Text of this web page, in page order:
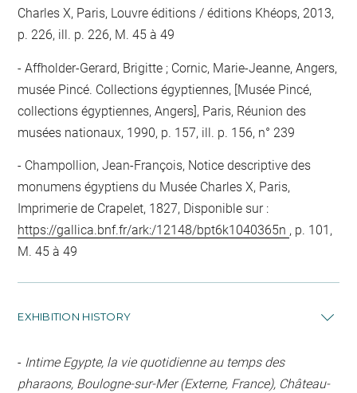
Charles X, Paris, Louvre éditions / éditions Khéops, 2013,
p. 226, ill. p. 226, M. 45 à 49
Affholder-Gerard, Brigitte ; Cornic, Marie-Jeanne, Angers,
musée Pincé. Collections égyptiennes, [Musée Pincé,
collections égyptiennes, Angers], Paris, Réunion des
musées nationaux, 1990, p. 157, ill. p. 156, n° 239
Champollion, Jean-François, Notice descriptive des
monumens égyptiens du Musée Charles X, Paris,
Imprimerie de Crapelet, 1827, Disponible sur :
https://gallica.bnf.fr/ark:/12148/bpt6k1040365n , p. 101,
M. 45 à 49
EXHIBITION HISTORY
- Intime Egypte, la vie quotidienne au temps des
pharaons, Boulogne-sur-Mer (Externe, France), Château-